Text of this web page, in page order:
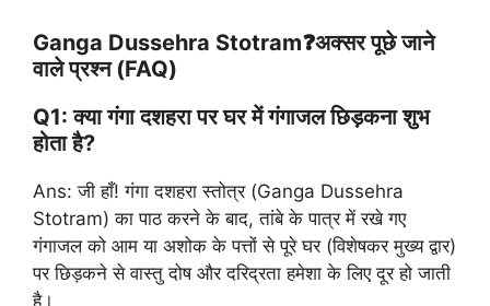
Ganga Dussehra Stotram❓अक्सर पूछे जाने
वाले प्रश्न (FAQ)
Q1: क्या गंगा दशहरा पर घर में गंगाजल छिड़कना शुभ
होता है?
Ans: जी हाँ! गंगा दशहरा स्तोत्र (Ganga Dussehra
Stotram) का पाठ करने के बाद, तांबे के पात्र में रखे गए
गंगाजल को आम या अशोक के पत्तों से पूरे घर (विशेषकर मुख्य द्वार)
पर छिड़कने से वास्तु दोष और दरिद्रता हमेशा के लिए दूर हो जाती
है।